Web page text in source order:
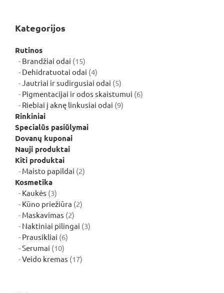
Kategorijos
Rutinos
Brandžiai odai 1515
produktų
Dehidratuotai odai 44
produktai
Jautriai ir sudirgusiai odai 55
produktai
Pigmentacijai ir odos skaistumui 66
Riebiai į aknę linkusiai odai 99
Rinkiniai
Specialūs pasiūlymai
Dovanų kuponai
Nauji produktai
Kiti produktai
Maisto papildai 22
Kosmetika
Kaukės 33
produktai
Kūno priežiūra 22
Maskavimas 22
produktai
Naktiniai pilingai 33
Prausikliai 66
Serumai 1010
produktų
Veido kremas 1717